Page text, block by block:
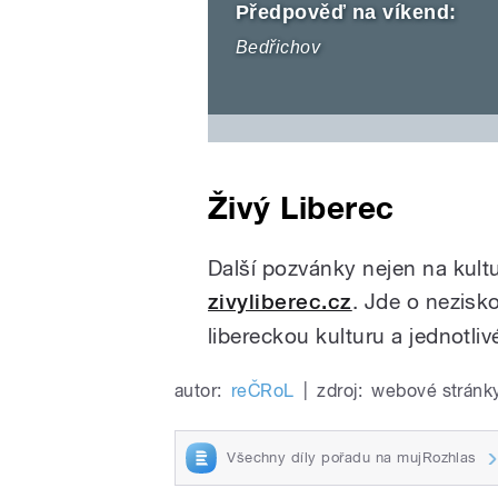
Předpověď na víkend:
Bedřichov
Živý Liberec
Další pozvánky nejen na
zivyliberec.cz. Jde o
libereckou kulturu a
autor: reČRoL zdroj: webové
Všechny díly pořadu na mujRozhlas